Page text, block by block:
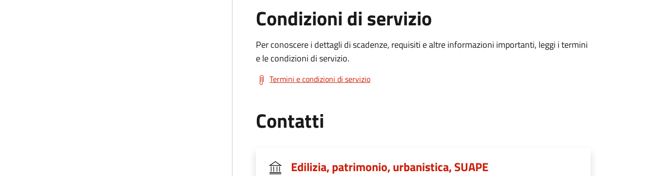
Condizioni di servizio
Per conoscere i dettagli di scadenze, requisiti e altre informazioni importanti, leggi i termini
e le condizioni di servizio.
Termini e condizioni di servizio
Contatti
Edilizia, patrimonio, urbanistica, SUAPE